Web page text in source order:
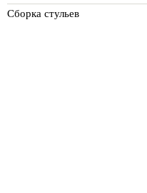
Сборка стульев